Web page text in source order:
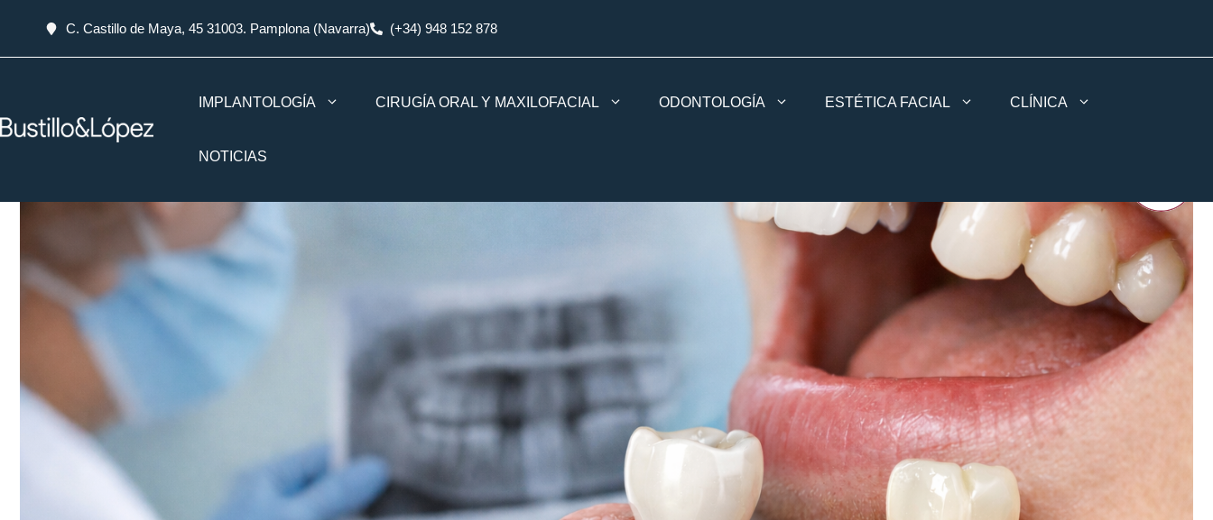
C. Castillo de Maya, 45 31003. Pamplona (Navarra) (+34) 948 152 878
IMPLANTOLOGÍA CIRUGÍA ORAL Y MAXILOFACIAL ODONTOLOGÍA ESTÉTICA FACIAL CLÍNICA
NOTICIAS